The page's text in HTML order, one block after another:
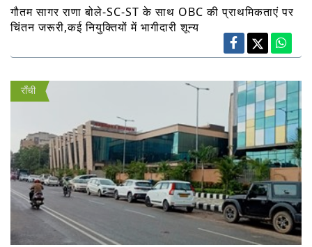
गौतम सागर राणा बोले-SC-ST के साथ OBC की प्राथमिकताएं पर
चिंतन जरूरी,कई नियुक्तियों में भागीदारी शून्य
राँची